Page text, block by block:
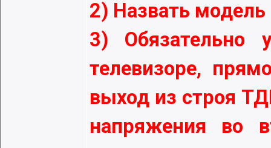
2) Назвать
3) Обязательно
телевизоре,
выход из строя
напряжения во